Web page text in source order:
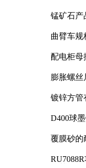
锰矿石产
曲臂车规
配电柜母
膨胀螺丝
镀锌方管
D400球
覆膜砂的